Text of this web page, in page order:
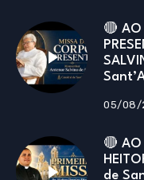
🔴 AO
05/08/
🔴 AO
de